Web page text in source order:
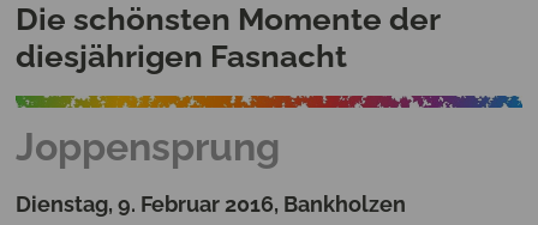
Die schönsten Momente der
diesjährigen Fasnacht
Joppensprung
Dienstag, 9. Februar 2016, Bankholzen